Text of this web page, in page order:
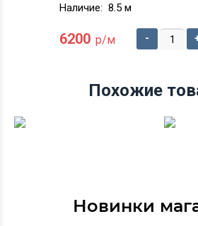
Наличие: 8.5 м
6200 р/м -
Похожие
Новинки